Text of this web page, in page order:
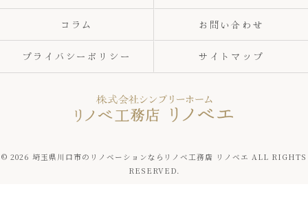
コラム お問い合わせ
プライバシーポリシー サイトマップ
© 2026 埼玉県川口市のリノベーションならリノベ工務店 リノベエ ALL RIGHTS
RESERVED.